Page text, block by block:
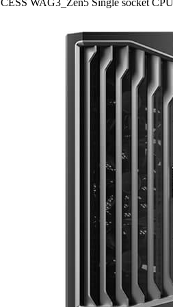
WAG3_Zen5 Single socket CPU